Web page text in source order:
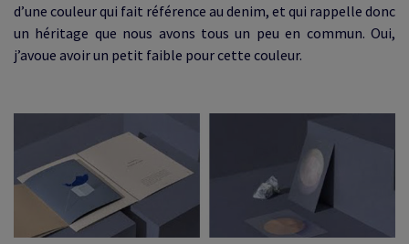
d’une couleur qui fait référence au denim, et qui rappelle donc
un héritage que nous avons tous un peu en commun. Oui,
j’avoue avoir un petit faible pour cette couleur.